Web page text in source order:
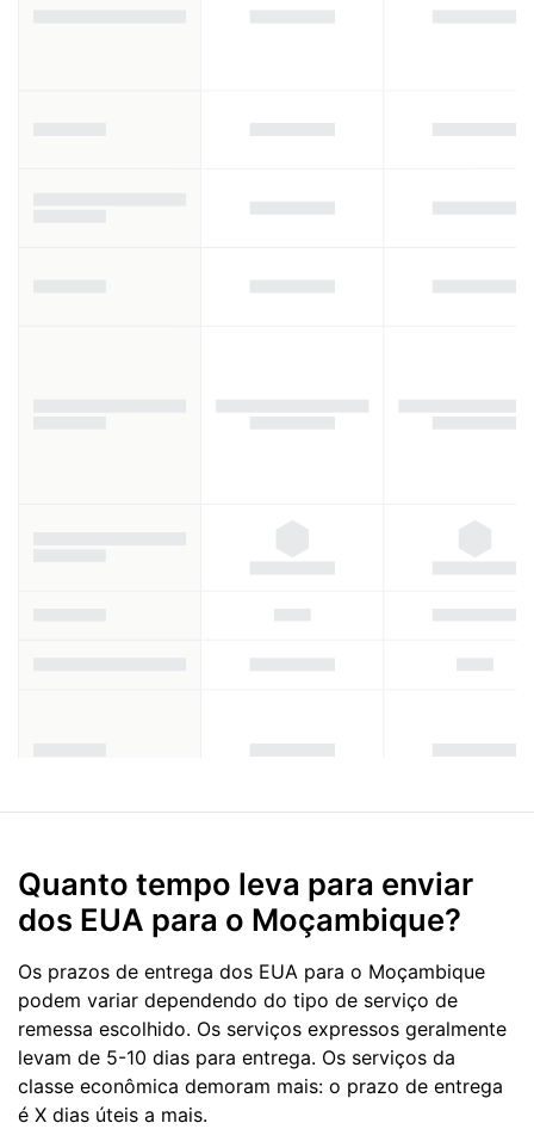
Quanto tempo leva para enviar
dos EUA para o Moçambique?
Os prazos de entrega dos EUA para o Moçambique
podem variar dependendo do tipo de serviço de
remessa escolhido. Os serviços expressos geralmente
levam de 5-10 dias para entrega. Os serviços da
classe econômica demoram mais: o prazo de entrega
é X dias úteis a mais.